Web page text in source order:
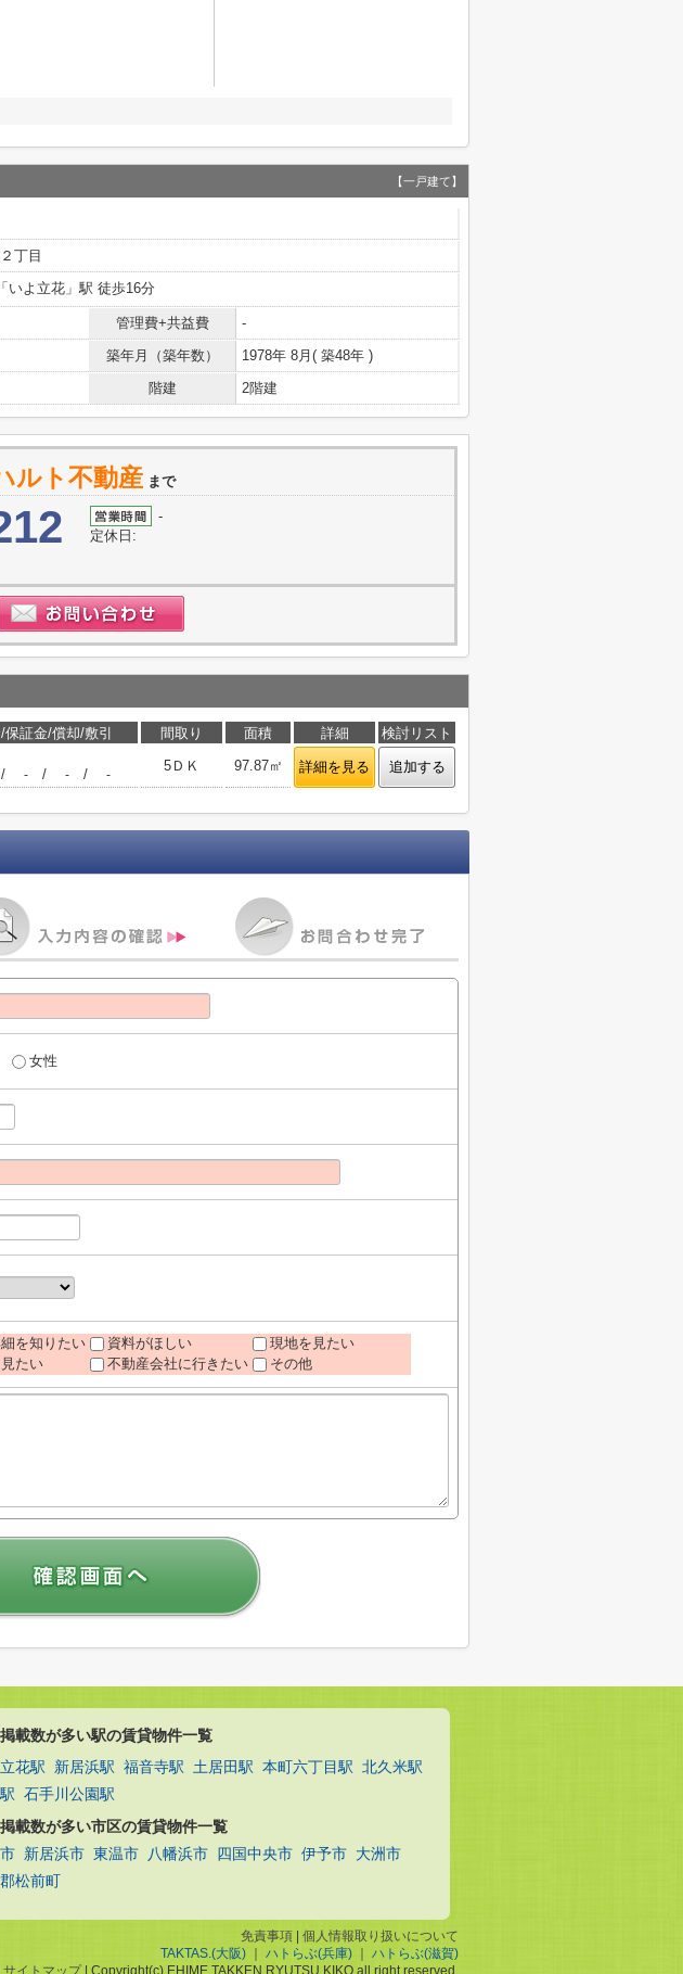
【一戸建て】
丁目
いよ立花」駅 徒歩16分
管理費+共益費
-
築年月（築年数）
1978年 8月( 築48年 )
階建 2階建
ルト不動産 まで
-
定休日:
証金/償却/敷引 間取り 面積 詳細
検討リスト
/ - / - / -
5ＤＫ 97.87㎡ 詳細を見る 追加する
女性
を知りたい 資料がほしい
現地を見たい
たい
不動産会社に行きたい その他
載数が多い駅の賃貸物件一覧
花駅 新居浜駅 福音寺駅 土居田駅 本町六丁目駅 北久米駅
石手川公園駅
載数が多い市区の賃貸物件一覧
新居浜市 東温市 八幡浜市 四国中央市 伊予市 大洲市
松前町
免責事項
個人情報取り扱いについて
TAKTAS.(大阪)
ハトらぶ(兵庫)
ハトらぶ(滋賀)
サイトマップ| Copyright(c) EHIME TAKKEN RYUTSU KIKO all right reserved.